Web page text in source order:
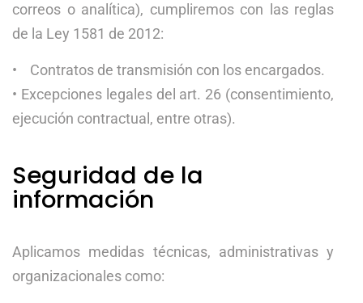
correos o analítica), cumpliremos con las reglas
de la Ley 1581 de 2012:
• Contratos de transmisión con los encargados.
• Excepciones legales del art. 26 (consentimiento,
ejecución contractual, entre otras).
Seguridad de la
información
Aplicamos medidas técnicas, administrativas y
organizacionales como: